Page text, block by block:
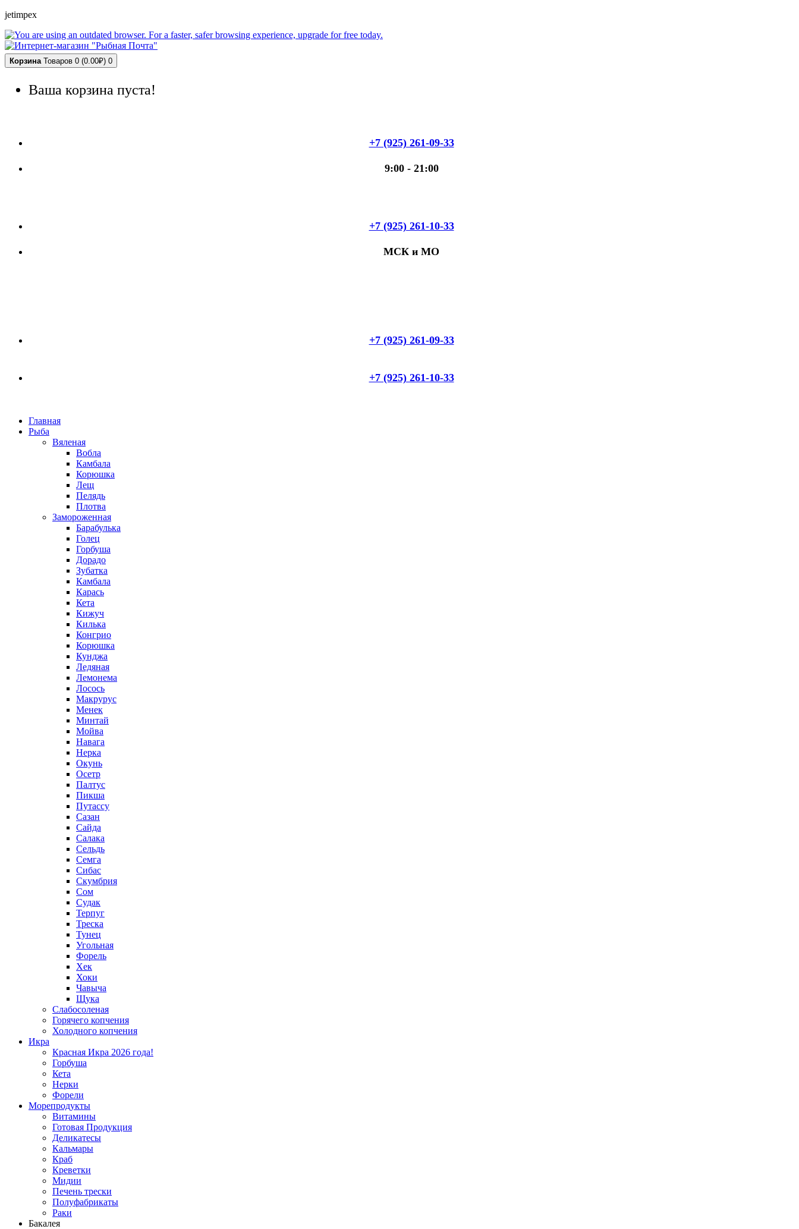
jetimpex
Корзина Товаров 0 (0.00₽) 0
Ваша корзина пуста!
+7 (925) 261-09-33
9:00 - 21:00
+7 (925) 261-10-33
МСК и МО
+7 (925) 261-09-33
+7 (925) 261-10-33
Главная
Рыба
Вяленая
Вобла
Камбала
Корюшка
Лещ
Пелядь
Плотва
Замороженная
Барабулька
Голец
Горбуша
Дорадо
Зубатка
Камбала
Карась
Кета
Кижуч
Килька
Конгрио
Корюшка
Кунджа
Ледяная
Лемонема
Лосось
Макрурус
Менек
Минтай
Мойва
Навага
Нерка
Окунь
Осетр
Палтус
Пикша
Путассу
Сазан
Сайда
Салака
Сельдь
Семга
Сибас
Скумбрия
Сом
Судак
Терпуг
Треска
Тунец
Угольная
Форель
Хек
Хоки
Чавыча
Щука
Слабосоленая
Горячего копчения
Холодного копчения
Икра
Красная Икра 2026 года!
Горбуша
Кета
Нерки
Форели
Морепродукты
Витамины
Готовая Продукция
Деликатесы
Кальмары
Краб
Креветки
Мидии
Печень трески
Полуфабрикаты
Раки
Бакалея